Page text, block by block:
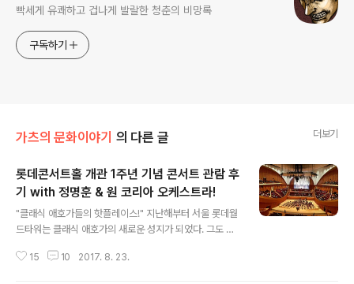
빡세게 유쾌하고 겁나게 발랄한 청춘의 비망록
구독하기
가츠의 문화이야기 의 다른 글 더보기
롯데콘서트홀 개관 1주년 기념 콘서트 관람 후
기 with 정명훈 & 원 코리아 오케스트라!
"클래식 애호가들의 핫플레이스!" 지난해부터 서울 롯데월
드타워는 클래식 애호가의 새로운 성지가 되었다. 그도 그
전용홀, 롯데콘서트홀이 개관되었기 때문이다. 롯데월드몰
15 10 2017. 8. 23.